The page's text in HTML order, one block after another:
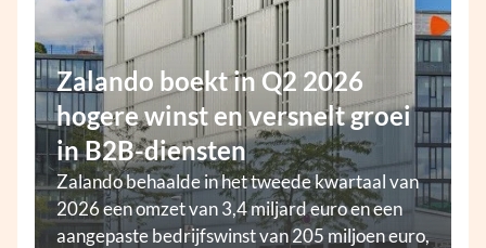
Zalando boekt in Q2 2026
hogere winst en versnelt groei
in B2B-diensten
Zalando behaalde in het tweede kwartaal van
2026 een omzet van 3,4 miljard euro en een
aangepaste bedrijfswinst van 205 miljoen euro,